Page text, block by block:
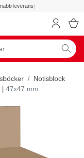
leverans|
Notisblock
| 47x47 mm